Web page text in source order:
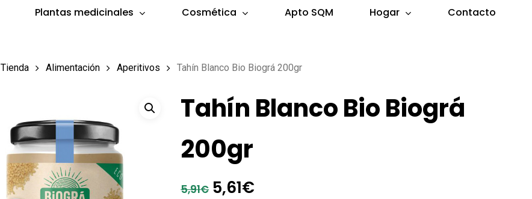
Plantas medicinales Cosmética Apto SQM Hogar Contacto
Tienda Alimentación Aperitivos Tahín Blanco Bio Biográ 200gr
Tahín Blanco Bio Biográ
200gr
5,91€ El
5,61€